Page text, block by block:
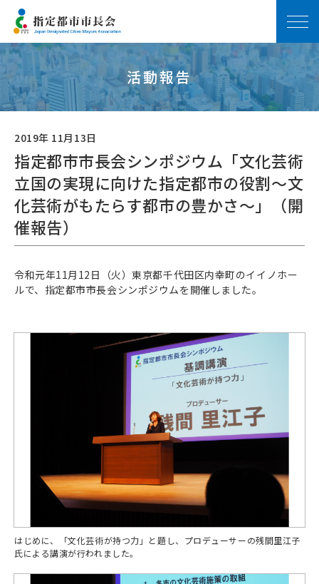
活動報告
2019年 11月13日
指定都市市長会シンポジウム「文化芸術
立国の実現に向けた指定都市の役割～文
化芸術がもたらす都市の豊かさ～」（開
催報告）
令和元年11月12日（火）東京都千代田区内幸町のイイノホー
ルで、指定都市市長会シンポジウムを開催しました。
はじめに、「文化芸術が持つ力」と題し、プロデューサーの残間里江子
氏による講演が行われました。